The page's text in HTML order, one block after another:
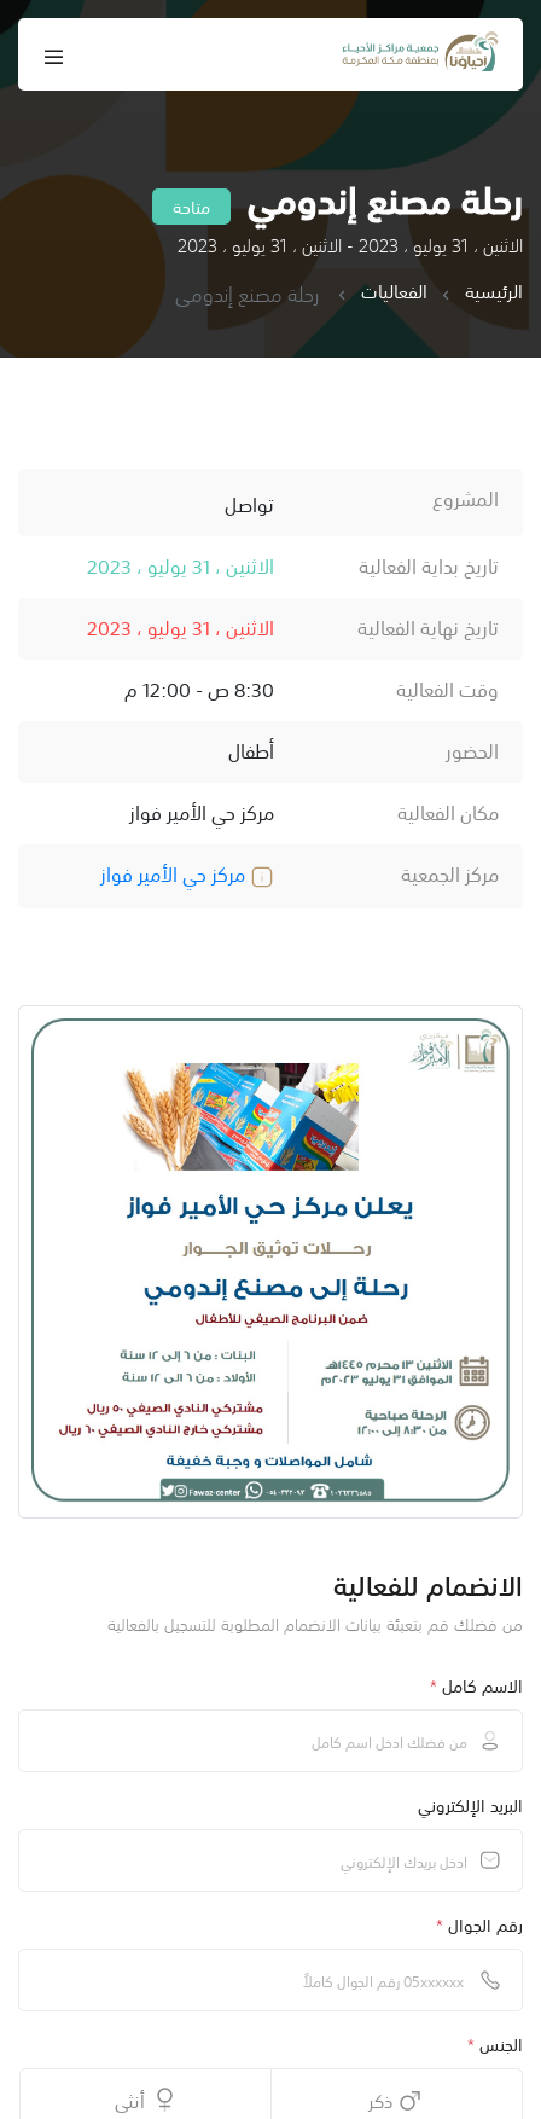
رحلة مصنع إندومي متاحة
الاثنين ، 31 يوليو ، 2023 - الاثنين ، 31 يوليو ، 2023
الرئيسية
الفعاليات رحلة مصنع إندومي
المشروع
تواصل
تاريخ بداية الفعالية
الاثنين ، 31 يوليو ، 2023
تاريخ نهاية الفعالية
الاثنين ، 31 يوليو ، 2023
وقت الفعالية
8:30 ص - 12:00 م
الحضور
أطفال
مكان الفعالية
مركز حي الأمير فواز
مركز الجمعية
مركز حي الأمير فواز
الانضمام للفعالية
من فضلك قم بتعبئة بيانات الانضمام المطلوبة للتسجيل بالفعالية
الاسم كامل*
البريد الإلكتروني
رقم الجوال*
الجنس*
ذكر أنثى